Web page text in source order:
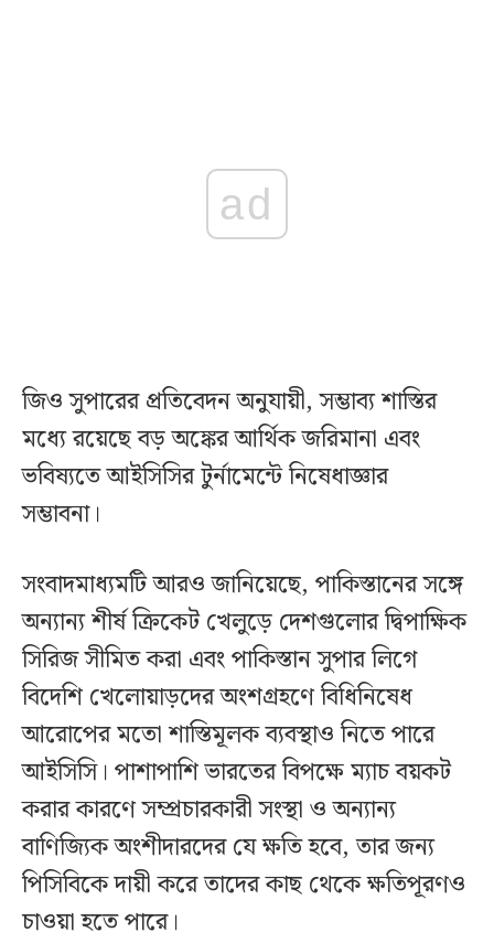
ad
জিও সুপারের প্রতিবেদন অনুযায়ী, সম্ভাব্য শাস্তির
মধ্যে রয়েছে বড় অঙ্কের আর্থিক জরিমানা এবং
ভবিষ্যতে আইসিসির টুর্নামেন্টে নিষেধাজ্ঞার
সম্ভাবনা।
সংবাদমাধ্যমটি আরও জানিয়েছে, পাকিস্তানের সঙ্গে
অন্যান্য শীর্ষ ক্রিকেট খেলুড়ে দেশগুলোর দ্বিপাক্ষিক
সিরিজ সীমিত করা এবং পাকিস্তান সুপার লিগে
বিদেশি খেলোয়াড়দের অংশগ্রহণে বিধিনিষেধ
আরোপের মতো শাস্তিমূলক ব্যবস্থাও নিতে পারে
আইসিসি। পাশাপাশি ভারতের বিপক্ষে ম্যাচ বয়কট
করার কারণে সম্প্রচারকারী সংস্থা ও অন্যান্য
বাণিজ্যিক অংশীদারদের যে ক্ষতি হবে, তার জন্য
পিসিবিকে দায়ী করে তাদের কাছ থেকে ক্ষতিপূরণও
চাওয়া হতে পারে।